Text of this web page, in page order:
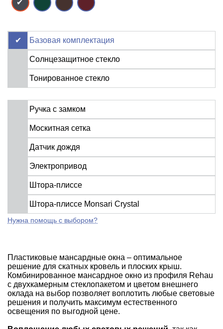
Базовая комплектация
Солнцезащитное стекло
Тонированное стекло
Ручка с замком
Москитная сетка
Датчик дождя
Электропривод
Штора-плиссе
Штора-плиссе Monsari Crystal
Нужна помощь с выбором?
Пластиковые мансардные окна – оптимальное
решение для скатных кровель и плоских крыш.
Комбинированное мансардное окно из профиля Rehau
с двухкамерным стеклопакетом и цветом внешнего
оклада на выбор позволяет воплотить любые световые
решения и получить максимум естественного
освещения по выгодной цене.